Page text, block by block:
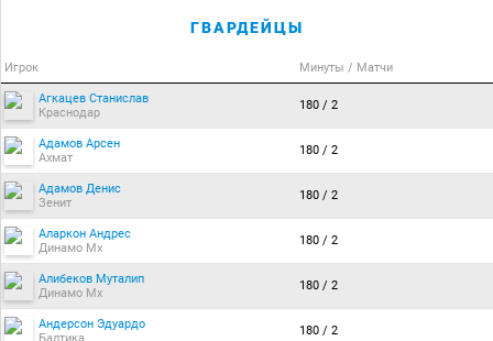
ГВАРДЕЙЦЫ
Игрок Минуты / Матчи
Агкацев Станислав
Краснодар
180 / 2
Адамов Арсен
Ахмат
180 / 2
Адамов Денис
Зенит
180 / 2
Аларкон Андрес
Динамо Мх
180 / 2
Алибеков Муталип
Динамо Мх
180 / 2
Андерсон Эдуардо
180 / 2